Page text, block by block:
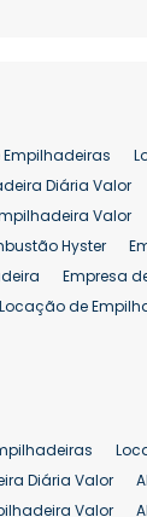
Diária Valor
Valor
Hyster
Empresa
Locação de
25 ton
Diária Valor
Valor